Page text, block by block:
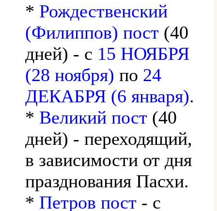
* Рождественский
(Филиппов) пост (40
дней) - с 15 НОЯБРЯ
(28 ноября) по 24
ДЕКАБРЯ (6 января).
* Великий пост (40
дней) - переходящий,
в зависимости от дня
празднования Пасхи.
* Петров пост - с